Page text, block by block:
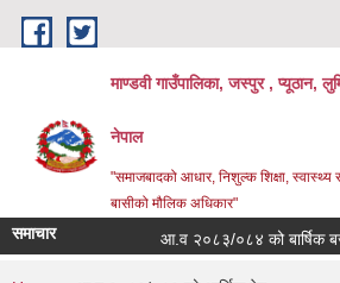
Skip to main content
माण्डवी गाउँपालिका, जस्पुर , प्यूठान,
नेपाल
"समाजबादको आधार, निशुल्क शिक्षा, स्वास्थ्य र
बासीको मौलिक अधिकार"
समाचार आ.व २०८३/०८४ को बार्षिक बजेट